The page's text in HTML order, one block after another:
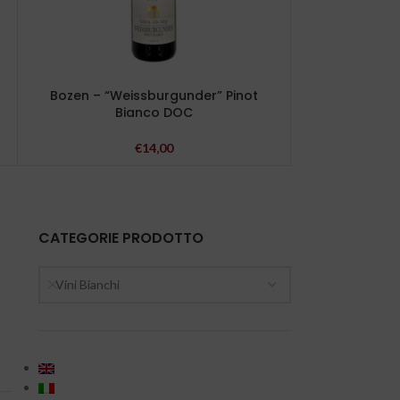
Bozen – “Weissburgunder” Pinot
Bianco DOC
€14,00
CATEGORIE PRODOTTO
Vini Bianchi